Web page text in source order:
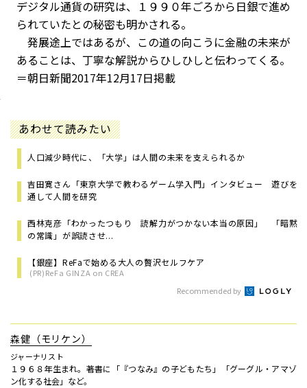
デジタル通貨の研究は、１９９０年ごろから日銀で進め
られていたとの秘密も明かされる。
発展途上ではあるが、この道の向こうに金融の未来が
あることは、丁寧な解説からひしひしと伝わってくる。
＝朝日新聞2017年12月17日掲載
あわせて読みたい
人口減少時代に、「大学」は人間の未来を支えられるか
吉田寛さん「東京大学で教わるゲーム学入門」インタビュー 遊びを
通して人間を研究
西林克彦「わかったつもり 読解力がつかない本当の原因」 「暗黙
の常識」が誤読させ...
【銀座】ReFaで始める大人の贅沢セルフケア
(PR)ReFa GINZA on CREA
Recommended by
森健（モリケン）
ジャーナリスト
１９６８年生まれ。著書に「『つなみ』の子どもたち」「グーグル・アマゾ
ン化する社会」など。